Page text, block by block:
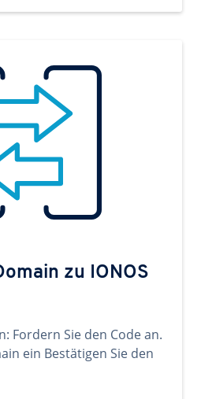
zu IONOS
Fordern Sie den Code an.
ein Bestätigen Sie den